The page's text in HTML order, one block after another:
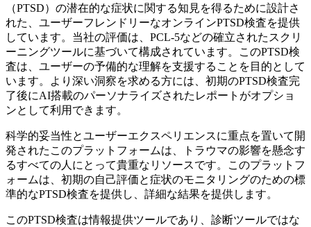
（PTSD）の潜在的な症状に関する知見を得るために設計さ
れた、ユーザーフレンドリーなオンラインPTSD検査を提供
しています。当社の評価は、PCL-5などの確立されたスクリ
ーニングツールに基づいて構成されています。このPTSD検
査は、ユーザーの予備的な理解を支援することを目的として
います。より深い洞察を求める方には、初期のPTSD検査完
了後にAI搭載のパーソナライズされたレポートがオプショ
ンとして利用できます。
科学的妥当性とユーザーエクスペリエンスに重点を置いて開
発されたこのプラットフォームは、トラウマの影響を懸念す
るすべての人にとって貴重なリソースです。このプラットフ
ォームは、初期の自己評価と症状のモニタリングのための標
準的なPTSD検査を提供し、詳細な結果を提供します。
このPTSD検査は情報提供ツールであり、診断ツールではな